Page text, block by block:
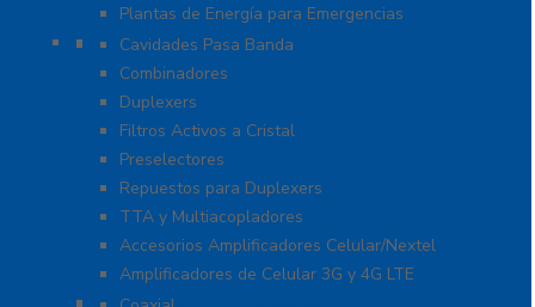
Plantas de Energía para Emergencias
Filtros y Sistemas en RF
Cavidades Pasa Banda
Combinadores
Duplexers
Filtros Activos a Cristal
Preselectores
Repuestos para Duplexers
TTA y Multiacopladores
Accesorios Amplificadores Celular/Nextel
Amplificadores de Celular 3G y 4G LTE
Protección Contra Descarga